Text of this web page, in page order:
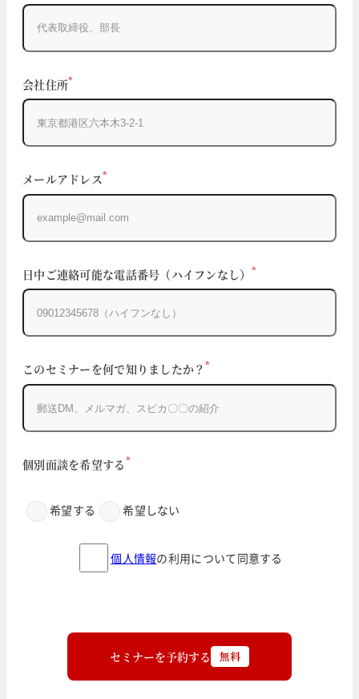
会社住所*
メールアドレス*
日中ご連絡可能な電話番号（ハイフンなし） *
このセミナーを何で知りましたか？ *
個別面談を希望する*
希望する 希望しない
個人情報の利用について同意する
セミナーを予約する